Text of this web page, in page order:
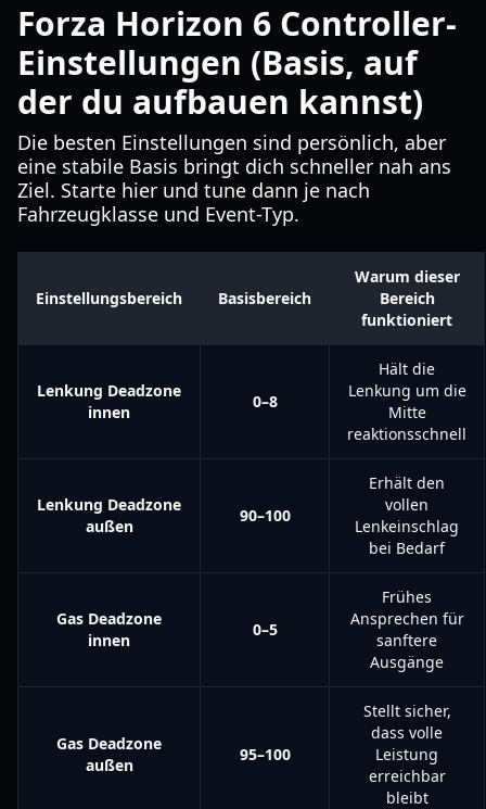
Forza Horizon 6 Controller-
Einstellungen (Basis, auf
der du aufbauen kannst)
Die besten Einstellungen sind persönlich, aber
eine stabile Basis bringt dich schneller nah ans
Ziel. Starte hier und tune dann je nach
Fahrzeugklasse und Event-Typ.
Einstellungsbereich Basisbereich
Warum dieser
Bereich
funktioniert
Lenkung Deadzone
innen
0–8
Hält die
Lenkung um die
Mitte
reaktionsschnell
Lenkung Deadzone
außen
90–100
Erhält den
vollen
Lenkeinschlag
bei Bedarf
Gas Deadzone
innen
0–5
Frühes
Ansprechen für
sanftere
Ausgänge
Gas Deadzone
außen
95–100
Stellt sicher,
dass volle
Leistung
erreichbar
bleibt